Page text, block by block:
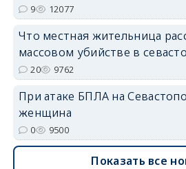
9 12077
Что местная жительница
массовом убийстве в
20 9762
При атаке БПЛА на
женщина
0 9500
Показать все